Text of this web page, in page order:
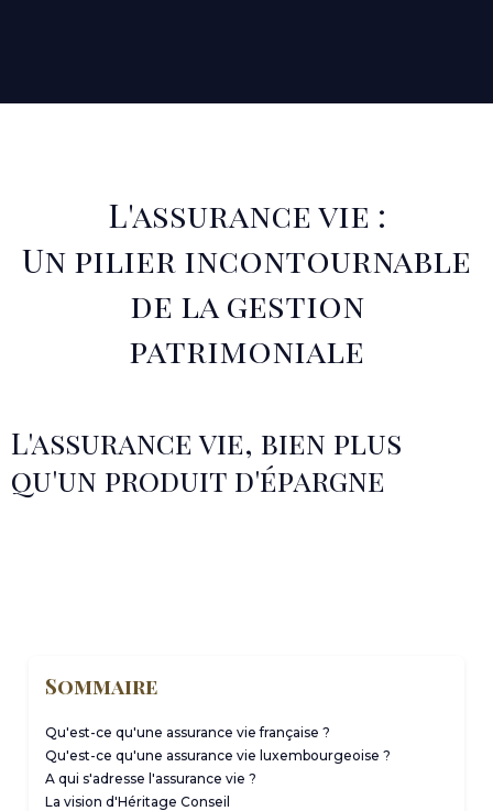
L'assurance vie :
Un pilier incontournable
de la gestion
patrimoniale
L'assurance vie, bien plus
qu'un produit d'épargne
Sommaire
Qu'est-ce qu'une assurance vie française ?
Qu'est-ce qu'une assurance vie luxembourgeoise ?
A qui s'adresse l'assurance vie ?
La vision d'Héritage Conseil